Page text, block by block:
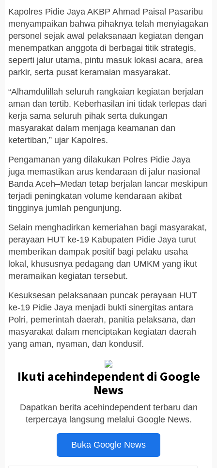
Kapolres Pidie Jaya AKBP Ahmad Paisal Pasaribu
menyampaikan bahwa pihaknya telah menyiagakan
personel sejak awal pelaksanaan kegiatan dengan
menempatkan anggota di berbagai titik strategis,
seperti jalur utama, pintu masuk lokasi acara, area
parkir, serta pusat keramaian masyarakat.
“Alhamdulillah seluruh rangkaian kegiatan berjalan
aman dan tertib. Keberhasilan ini tidak terlepas dari
kerja sama seluruh pihak serta dukungan
masyarakat dalam menjaga keamanan dan
ketertiban,” ujar Kapolres.
Pengamanan yang dilakukan Polres Pidie Jaya
juga memastikan arus kendaraan di jalur nasional
Banda Aceh–Medan tetap berjalan lancar meskipun
terjadi peningkatan volume kendaraan akibat
tingginya jumlah pengunjung.
Selain menghadirkan kemeriahan bagi masyarakat,
perayaan HUT ke-19 Kabupaten Pidie Jaya turut
memberikan dampak positif bagi pelaku usaha
lokal, khususnya pedagang dan UMKM yang ikut
meramaikan kegiatan tersebut.
Kesuksesan pelaksanaan puncak perayaan HUT
ke-19 Pidie Jaya menjadi bukti sinergitas antara
Polri, pemerintah daerah, panitia pelaksana, dan
masyarakat dalam menciptakan kegiatan daerah
yang aman, nyaman, dan kondusif.
Ikuti acehindependent di Google
News
Dapatkan berita acehindependent terbaru dan
terpercaya langsung melalui Google News.
Buka Google News